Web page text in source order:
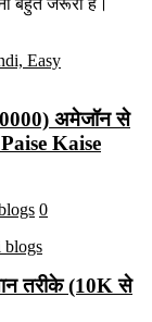
बहुत जरूरी है।
अमेजॉन से
Kaise
0
तरीके (10K से